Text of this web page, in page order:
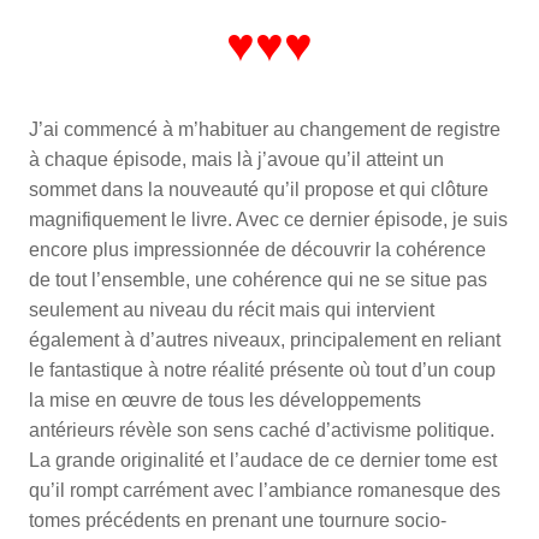
♥♥♥
J’ai commencé à m’habituer au changement de registre
à chaque épisode, mais là j’avoue qu’il atteint un
sommet dans la nouveauté qu’il propose et qui clôture
magnifiquement le livre. Avec ce dernier épisode, je suis
encore plus impressionnée de découvrir la cohérence
de tout l’ensemble, une cohérence qui ne se situe pas
seulement au niveau du récit mais qui intervient
également à d’autres niveaux, principalement en reliant
le fantastique à notre réalité présente où tout d’un coup
la mise en œuvre de tous les développements
antérieurs révèle son sens caché d’activisme politique.
La grande originalité et l’audace de ce dernier tome est
qu’il rompt carrément avec l’ambiance romanesque des
tomes précédents en prenant une tournure socio-